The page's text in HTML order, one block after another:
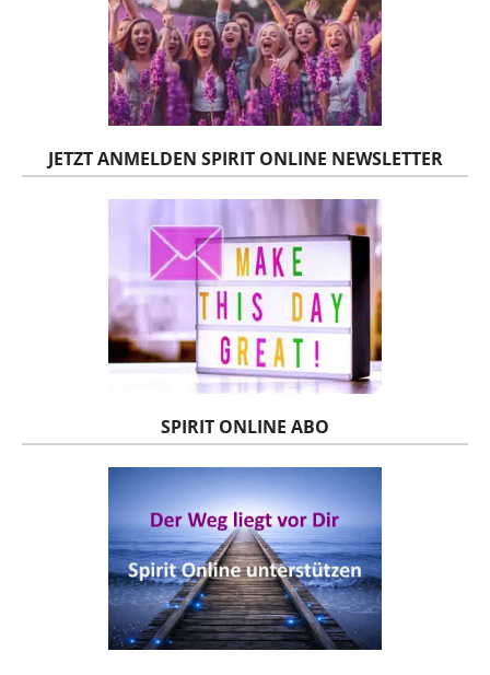
JETZT ANMELDEN SPIRIT ONLINE NEWSLETTER
SPIRIT ONLINE ABO